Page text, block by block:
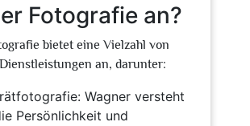
Fotografie an?
bietet eine Vielzahl von
an, darunter:
Wagner versteht
Persönlichkeit und